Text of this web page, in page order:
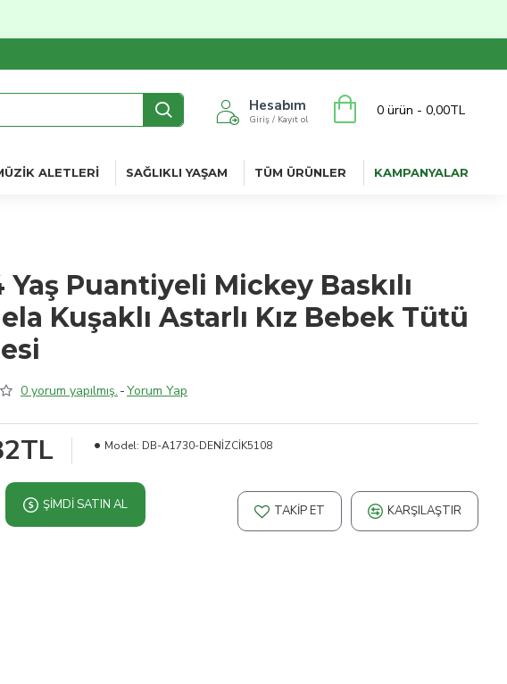
Hesabım
Giriş / Kayıt ol
0 ürün - 0,00TL
ALETLERI SAĞLIKLI YAŞAM TÜM ÜRÜNLER KAMPANYALAR
Yaş Puantiyeli Mickey Baskılı
Kuşaklı Astarlı Kız Bebek Tütü
0 yorum yapılmış. -Yorum Yap
Model: DB-A1730-DENİZCİK5108
ŞIMDI SATIN AL TAKIP ET KARŞILAŞTIR